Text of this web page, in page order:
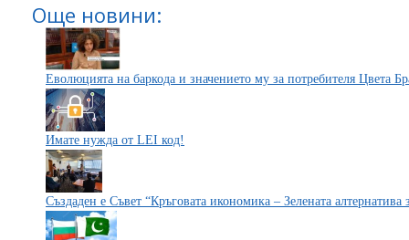
Още новини:
Еволюцията на баркода и значението му за потребителя Цвета
Имате нужда от LEI код!
Създаден е Съвет “Кръговата икономика – Зелената